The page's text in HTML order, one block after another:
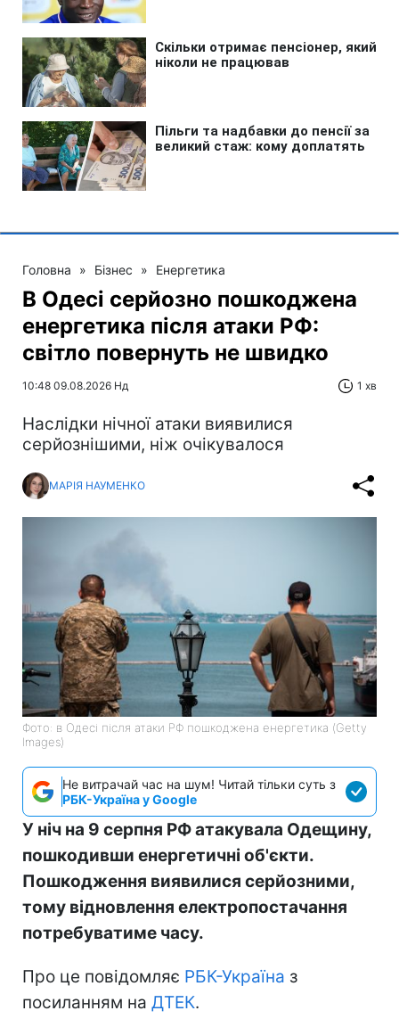
Головна » Бізнес » Енергетика
В Одесі серйозно пошкоджена
енергетика після атаки РФ:
світло повернуть не швидко
10:48 09.08.2026 Нд 1 хв
Наслідки нічної атаки виявилися
серйознішими, ніж очікувалося
МАРІЯ НАУМЕНКО
Фото: в Одесі після атаки РФ пошкоджена енергетика (Getty
Images)
Не витрачай час на шум! Читай тільки суть з
РБК-Україна у Google
У ніч на 9 серпня РФ атакувала Одещину,
пошкодивши енергетичні об'єкти.
Пошкодження виявилися серйозними,
тому відновлення електропостачання
потребуватиме часу.
Про це повідомляє РБК-Україна з
посиланням на ДТЕК.